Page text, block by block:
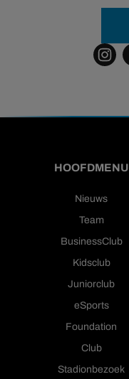
HOOFDMENU
Nieuws
Team
BusinessClub
Kidsclub
Juniorclub
eSports
Foundation
Club
Stadionbezoek